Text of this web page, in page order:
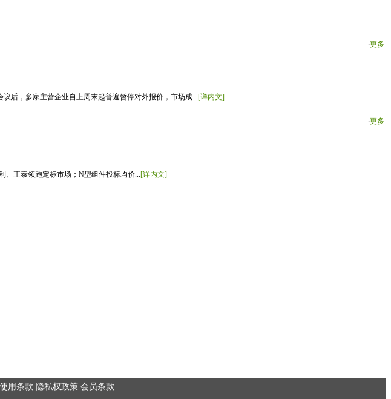
‧更多
后，多家主营企业自上周末起普遍暂停对外报价，市场成...[详内文]
‧更多
正泰领跑定标市场；N型组件投标均价... [详内文]
使用条款 隐私权政策 会员条款